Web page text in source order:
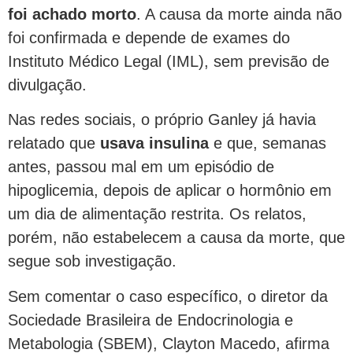
foi achado morto. A causa da morte ainda não
foi confirmada e depende de exames do
Instituto Médico Legal (IML), sem previsão de
divulgação.
Nas redes sociais, o próprio Ganley já havia
relatado que usava insulinae que, semanas
antes, passou mal em um episódio de
hipoglicemia, depois de aplicar o hormônio em
um dia de alimentação restrita. Os relatos,
porém, não estabelecem a causa da morte, que
segue sob investigação.
Sem comentar o caso específico, o diretor da
Sociedade Brasileira de Endocrinologia e
Metabologia (SBEM), Clayton Macedo, afirma